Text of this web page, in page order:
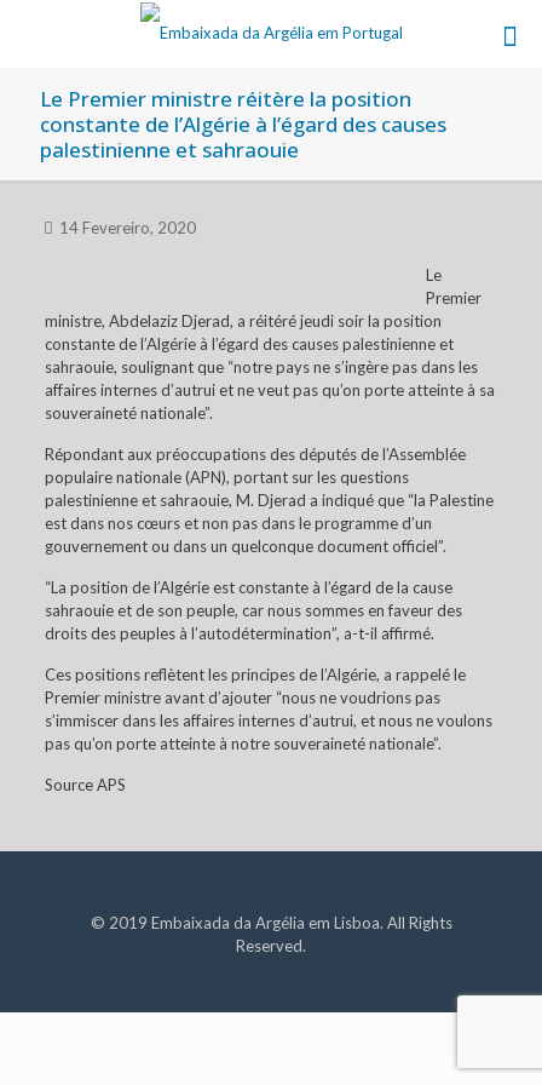
Le Premier ministre réitère la position
constante de l’Algérie à l’égard des causes
palestinienne et sahraouie
14 Fevereiro, 2020
Le
Premier
ministre, Abdelaziz Djerad, a réitéré jeudi soir la position
constante de l’Algérie à l’égard des causes palestinienne et
sahraouie, soulignant que “notre pays ne s’ingère pas dans les
affaires internes d’autrui et ne veut pas qu’on porte atteinte à sa
souveraineté nationale”.
Répondant aux préoccupations des députés de l’Assemblée
populaire nationale (APN), portant sur les questions
palestinienne et sahraouie, M. Djerad a indiqué que “la Palestine
est dans nos cœurs et non pas dans le programme d’un
gouvernement ou dans un quelconque document officiel”.
“La position de l’Algérie est constante à l’égard de la cause
sahraouie et de son peuple, car nous sommes en faveur des
droits des peuples à l’autodétermination”, a-t-il affirmé.
Ces positions reflètent les principes de l’Algérie, a rappelé le
Premier ministre avant d’ajouter “nous ne voudrions pas
s’immiscer dans les affaires internes d’autrui, et nous ne voulons
pas qu’on porte atteinte à notre souveraineté nationale”.
Source APS
© 2019 Embaixada da Argélia em Lisboa. All Rights
Reserved.